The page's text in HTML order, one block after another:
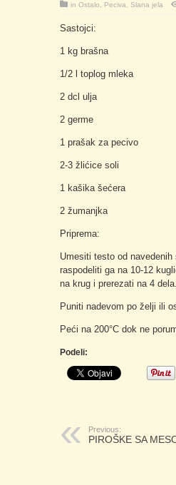
in Ostalo Peciva Slana jela
Sastojci:
1 kg brašna
1/2 l toplog mleka
2 dcl ulja
2 germe
1 prašak za pecivo
2-3 žlićice soli
1 kašika šećera
2 žumanjka
Priprema:
Umesiti testo od navedenih
raspodeliti ga na 10-12
na krug i prerezati na 4 dela.
Puniti nadevom po želji ili
Peći na 200°C dok ne
Podeli:
Previous:
PIROŠKE SA